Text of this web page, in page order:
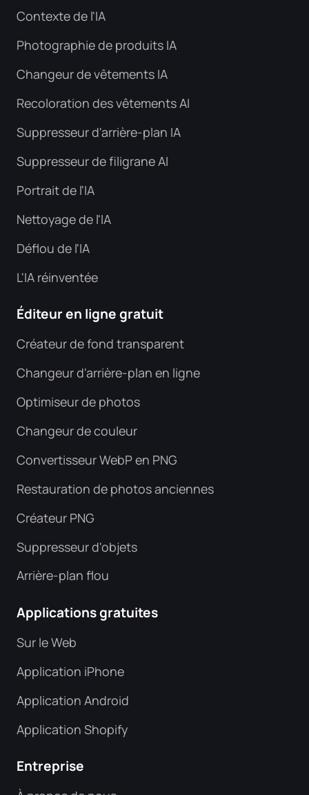
Contexte de l'IA
Photographie de produits IA
Changeur de vêtements IA
Recoloration des vêtements AI
Suppresseur d'arrière-plan IA
Suppresseur de filigrane AI
Portrait de l'IA
Nettoyage de l'IA
Déflou de l'IA
L'IA réinventée
Éditeur en ligne gratuit
Créateur de fond transparent
Changeur d'arrière-plan en ligne
Optimiseur de photos
Changeur de couleur
Convertisseur WebP en PNG
Restauration de photos anciennes
Créateur PNG
Suppresseur d'objets
Arrière-plan flou
Applications gratuites
Sur le Web
Application iPhone
Application Android
Application Shopify
Entreprise